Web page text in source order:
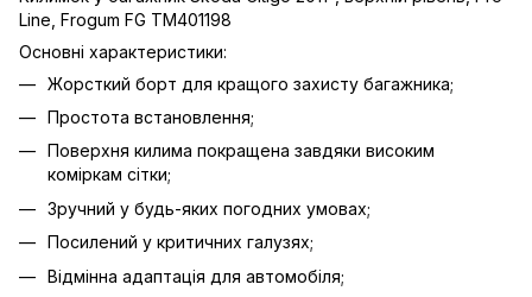
Line, Frogum FG TM401198
Основні характеристики:
Жорсткий борт для кращого захисту багажника;
Простота встановлення;
Поверхня килима покращена завдяки високим
коміркам сітки;
Зручний у будь-яких погодних умовах;
Посилений у критичних галузях;
Відмінна адаптація для автомобіля;